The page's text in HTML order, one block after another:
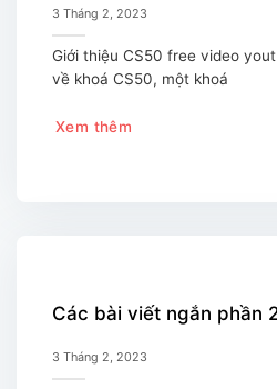
3 Tháng 2, 2023
Giới thiệu CS50 free video
về khoá CS50, một khoá
Xem thêm
Các bài viết ngắn phần
3 Tháng 2, 2023